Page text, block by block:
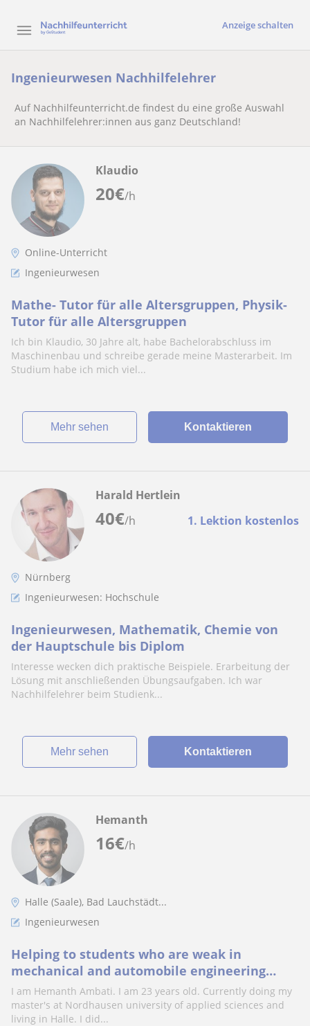
Anzeige schalten
Ingenieurwesen Nachhilfelehrer
Auf Nachhilfeunterricht.de findest du eine große Auswahl
an Nachhilfelehrer:innen aus ganz Deutschland!
20€/h
Klaudio
Online-Unterricht
Ingenieurwesen
Mathe- Tutor für alle Altersgruppen, Physik-
Tutor für alle Altersgruppen
Ich bin Klaudio, 30 Jahre alt, habe Bachelorabschluss im
Maschinenbau und schreibe gerade meine Masterarbeit. Im
Studium habe ich mich viel...
Mehr sehen Kontaktieren
40€/h 1. Lektion kostenlos
Harald Hertlein
Nürnberg
Ingenieurwesen: Hochschule
Ingenieurwesen, Mathematik, Chemie von
der Hauptschule bis Diplom
Interesse wecken dich praktische Beispiele. Erarbeitung der
Lösung mit anschließenden Übungsaufgaben. Ich war
Nachhilfelehrer beim Studienk...
Mehr sehen Kontaktieren
16€/h
Hemanth
Halle (Saale), Bad Lauchstädt...
Ingenieurwesen
Helping to students who are weak in
mechanical and automobile engineering
related subjects
I am Hemanth Ambati. I am 23 years old. Currently doing my
master's at Nordhausen university of applied sciences and
living in Halle. I did...